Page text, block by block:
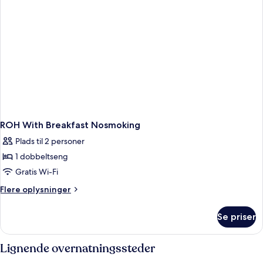
ROH With Breakfast Nosmoking
Plads til 2 personer
1 dobbeltseng
Gratis Wi-Fi
Flere oplysninger
Flere
With
Breakfast
Nosmoking
Se priser
Lignende overnatningssteder